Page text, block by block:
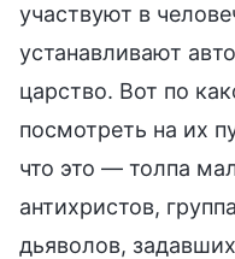
участвуют в
устанавливают
царство. Вот по
посмотреть на их
что это — толпа
антихристов,
дьяволов,